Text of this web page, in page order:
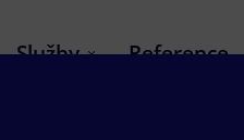
Služby Reference